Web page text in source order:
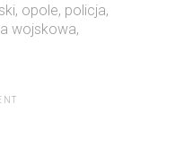
, opole, policja,
wojskowa,